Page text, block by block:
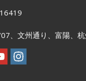
、文州通り、富陽、杭